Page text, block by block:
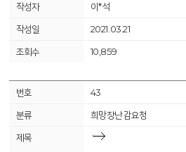
이*석
2021.03.21
10,859
43
희망장난감요청